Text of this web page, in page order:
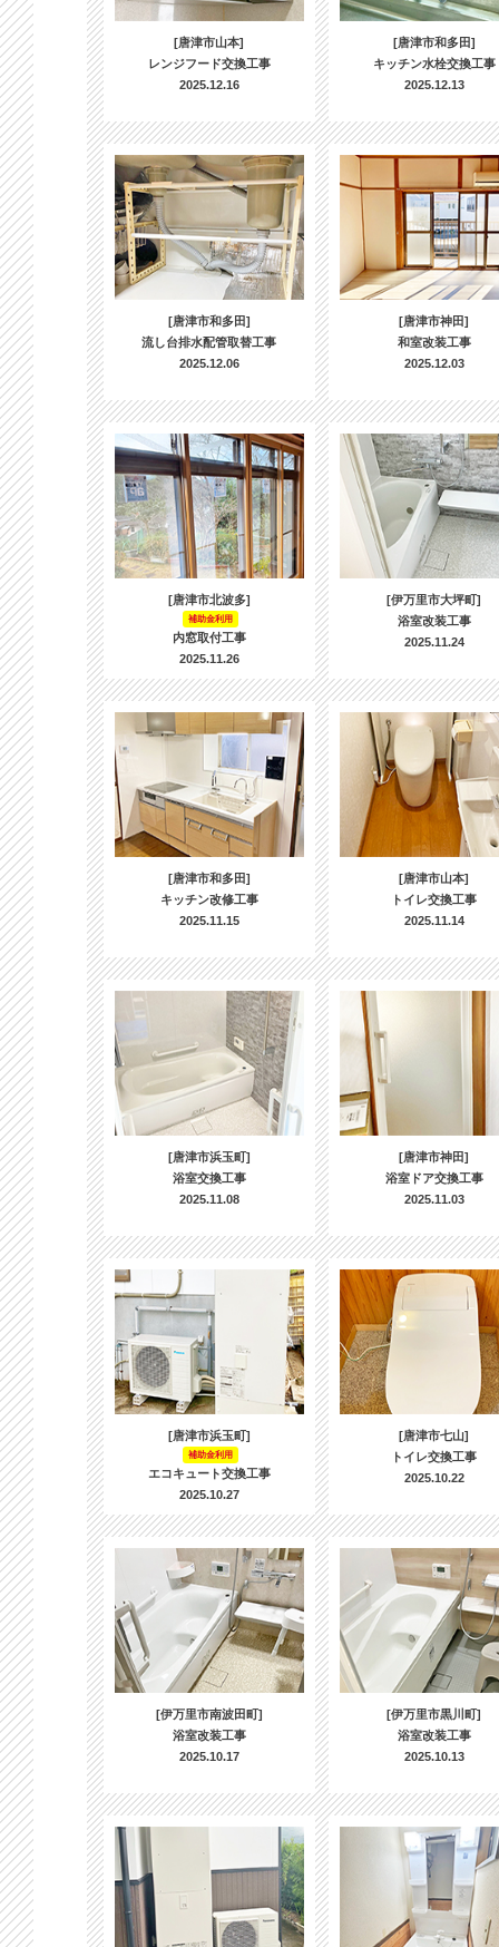
[唐津市山本]
レンジフード交換工事
2025.12.16
[唐津市和多田]
キッチン水栓交換工事
2025.12.13
[唐津市和多田]
流し台排水配管取替工事
2025.12.06
[唐津市神田]
和室改装工事
2025.12.03
[唐津市北波多]
補助金利用
内窓取付工事
2025.11.26
[伊万里市大坪町]
浴室改装工事
2025.11.24
[唐津市和多田]
キッチン改修工事
2025.11.15
[唐津市山本]
トイレ交換工事
2025.11.14
[唐津市浜玉町]
浴室交換工事
2025.11.08
[唐津市神田]
浴室ドア交換工事
2025.11.03
[唐津市浜玉町]
補助金利用
エコキュート交換工事
2025.10.27
[唐津市七山]
トイレ交換工事
2025.10.22
[伊万里市南波田町]
浴室改装工事
2025.10.17
[伊万里市黒川町]
浴室改装工事
2025.10.13